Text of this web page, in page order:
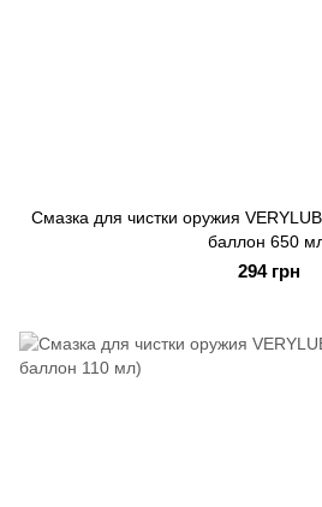
Смазка для чистки оружия
баллон 650
294 грн